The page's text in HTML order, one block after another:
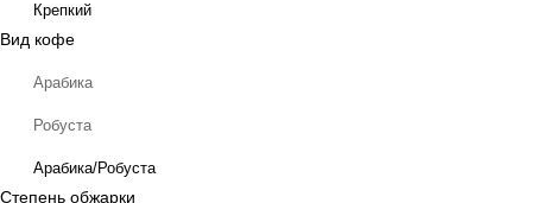
Крепкий
Вид кофе
Арабика
Робуста
Арабика/Робуста
Степень обжарки